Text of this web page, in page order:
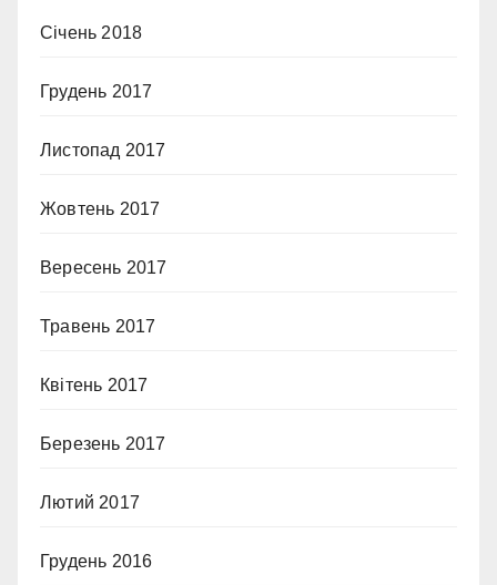
Січень 2018
Грудень 2017
Листопад 2017
Жовтень 2017
Вересень 2017
Травень 2017
Квітень 2017
Березень 2017
Лютий 2017
Грудень 2016